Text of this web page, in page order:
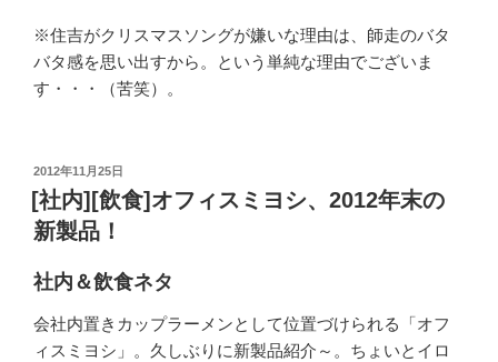
※住吉がクリスマスソングが嫌いな理由は、師走のバタ
バタ感を思い出すから。という単純な理由でございま
す・・・（苦笑）。
投
稿
日:
2012年11月25日
[社内][飲食]オフィスミヨシ、2012年末の
新製品！
社内＆飲食ネタ
会社内置きカップラーメンとして位置づけられる「オフ
ィスミヨシ」。久しぶりに新製品紹介～。ちょいとイロ